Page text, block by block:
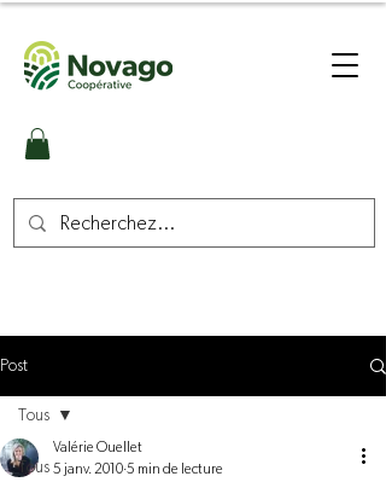
Post
Tous
Tous
Valérie Ouellet
5 janv. 2010 5 min de lecture